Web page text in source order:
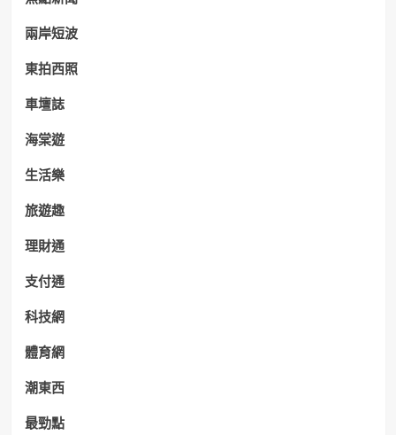
兩岸短波
東拍西照
車壇誌
海棠遊
生活樂
旅遊趣
理財通
支付通
科技網
體育網
潮東西
最勁點